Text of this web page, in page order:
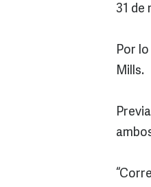
31 de
Por
Mills.